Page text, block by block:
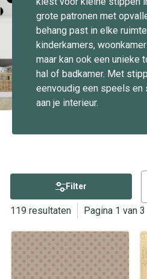
grote patronen met
behang past in elke
kinderkamers,
maar kan ook een unieke
hal of badkamer. Met
eenvoudig een speels
aan je interieur.
Filter
119 resultaten Pagina 1 van 3